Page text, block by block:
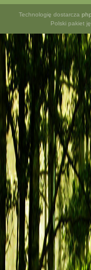
Technologię dostarcza
Polski pakiet